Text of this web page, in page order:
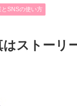
SNSの使い方
はストーリ